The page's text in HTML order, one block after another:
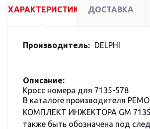
ХАРАКТЕРИСТИКИ ДОСТАВКА
Производитель: DELPHI
Описание:
Кросс номера для 7135-578
В каталоге производителя
КОМПЛЕКТ ИНЖЕКТОРА GM
также быть обозначена под